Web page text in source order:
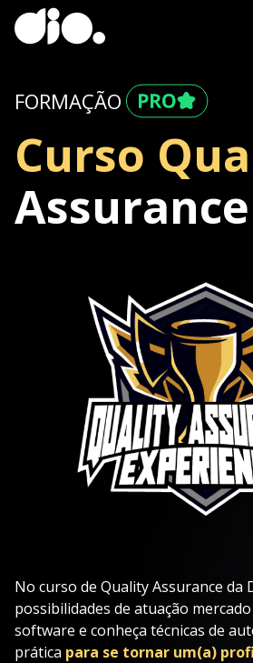
FORMAÇÃO
Curso
No curso de Quality Assurance da
possibilidades de atuação
software e conheça técnicas de
prática para se tornar um(a)